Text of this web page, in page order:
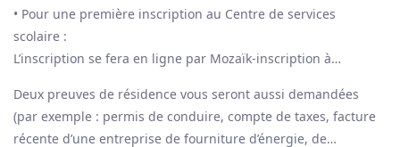
scolaire 2026-2027, se fera du 26 janvier au 4 février 2026 à
l’école primaire ou secondaire du secteur de leur résidence.
• Pour une première inscription au Centre de services
scolaire :
L’inscription se fera en ligne par Mozaïk-inscription à
https://portailparents.ca/accueil/fr/Les parents ou
détenteurs de l’autorité parentale qui le préfèrent peuvent
Deux preuves de résidence vous seront aussi demandées
(par exemple : permis de conduire, compte de taxes, facture
récente d’une entreprise de fourniture d’énergie, de